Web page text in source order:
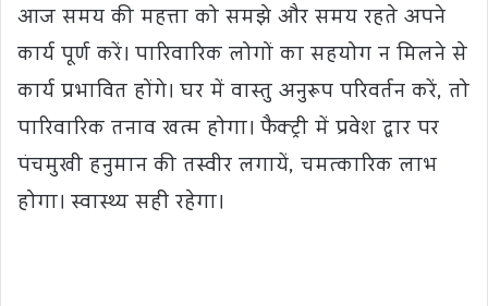
आज समय की महत्ता को समझे और समय रहते अपने
कार्य पूर्ण करें। पारिवारिक लोगों का सहयोग न मिलने से
कार्य प्रभावित होंगे। घर में वास्तु अनुरूप परिवर्तन करें, तो
पारिवारिक तनाव खत्म होगा। फैक्ट्री में प्रवेश द्वार पर
पंचमुखी हनुमान की तस्वीर लगायें, चमत्कारिक लाभ
होगा। स्वास्थ्य सही रहेगा।